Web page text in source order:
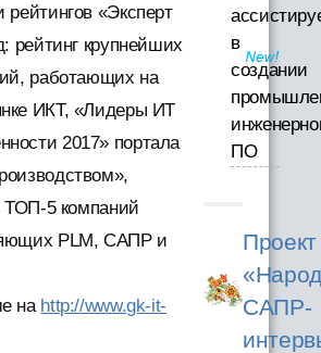
рейтингов «Эксперт
рейтинг крупнейших
работающих на
ИКТ, «Лидеры ИТ
2017» портала
5 компаний
PLM, САПР и
на http://www.gk-it-
в
создании
ПО
Проект
САПР-